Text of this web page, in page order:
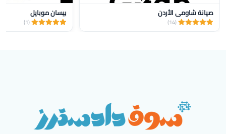
صيانة شاومي الأردن
(14)
بيسان موبايل
(1)